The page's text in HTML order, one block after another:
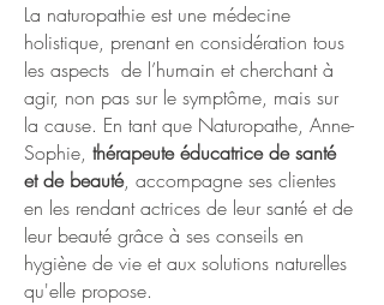
La naturopathie est une médecine
holistique, prenant en considération tous
les aspects de l’humain et cherchant à
agir, non pas sur le symptôme, mais sur
la cause. En tant que Naturopathe, Anne-
Sophie, thérapeute éducatrice de santé
et de beauté, accompagne ses clientes
en les rendant actrices de leur santé et de
leur beauté grâce à ses conseils en
hygiène de vie et aux solutions naturelles
qu'elle propose.